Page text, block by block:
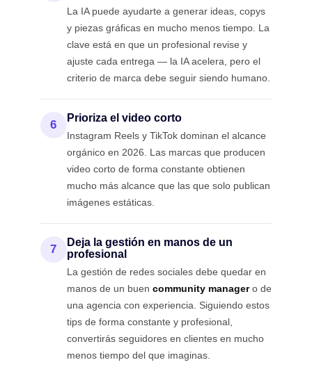
La IA puede ayudarte a generar ideas, copys
y piezas gráficas en mucho menos tiempo. La
clave está en que un profesional revise y
ajuste cada entrega — la IA acelera, pero el
criterio de marca debe seguir siendo humano.
6
Prioriza el video corto
Instagram Reels y TikTok dominan el alcance
orgánico en 2026. Las marcas que producen
video corto de forma constante obtienen
mucho más alcance que las que solo publican
imágenes estáticas.
7
Deja la gestión en manos de un
profesional
La gestión de redes sociales debe quedar en
manos de un buen community managero de
una agencia con experiencia. Siguiendo estos
tips de forma constante y profesional,
convertirás seguidores en clientes en mucho
menos tiempo del que imaginas.